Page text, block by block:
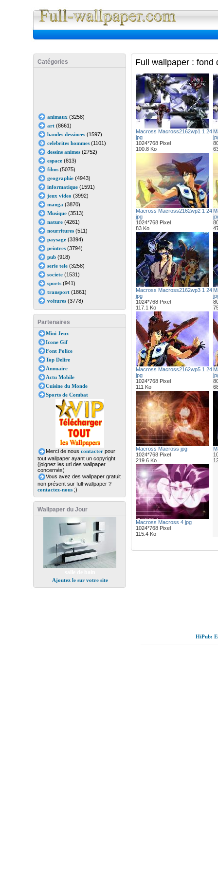
Catégories
animaux (3258)
art(8661)
bandes dessinees(1597)
celebrites hommes(1101)
dessins animes(2752)
espace(813)
films(5075)
geographie(4943)
informatique(1591)
jeux video (3992)
manga (3870)
Musique(3513)
nature(4261)
nourritures(511)
paysage(3394)
peintres(3794)
pub(918)
serie tele(3258)
societe(1531)
sports(941)
transport(1861)
voitures(3778)
Partenaires
Mini Jeux
Icone Gif
Font Police
Top Delire
Annuaire
Actu Mobile
Cuisine du Monde
Sports de Combat
Merci de nous contacterpour
tout wallpaper ayant un copyright
(joignez les url des wallpaper
concernés)
Vous avez des wallpaper gratuit
non présent sur full-wallpaper ?
contactez-nous;)
Wallpaper du Jour
Ajoutez le sur votre site
Full wallpaper : fond
Macross Macross2162wp1 1 24
jpg
1024*768 Pixel
100.8 Ko
Macross Macross2162wp2 1 24
jpg
1024*768 Pixel
83 Ko
Macross Macross2162wp3 1 24
jpg
1024*768 Pixel
117.1 Ko
Macross Macross2162wp5 1 24
jpg
1024*768 Pixel
111 Ko
Macross Macross jpg
1024*768 Pixel
219.6 Ko
Macross Macross 4 jpg
1024*768 Pixel
115.4 Ko
HiPub: